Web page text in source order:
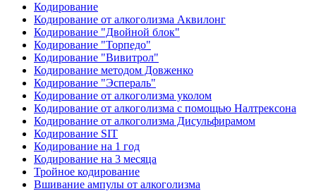
Кодирование
Кодирование от алкоголизма Аквилонг
Кодирование "Двойной блок"
Кодирование "Торпедо"
Кодирование "Вивитрол"
Кодирование методом Довженко
Кодирование "Эспераль"
Кодирование от алкоголизма уколом
Кодирование от алкоголизма с помощью Налтрексона
Кодирование от алкоголизма Дисульфирамом
Кодирование SIT
Кодирование на 1 год
Кодирование на 3 месяца
Тройное кодирование
Вшивание ампулы от алкоголизма